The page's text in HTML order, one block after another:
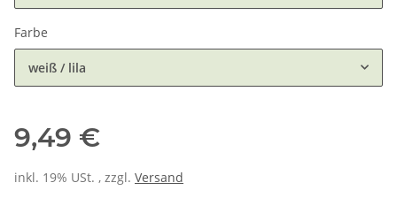
Farbe
weiß / lila
9,49 €
inkl. 19% USt. , zzgl. Versand